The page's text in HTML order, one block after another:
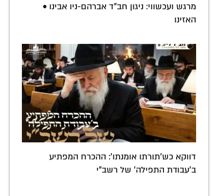
מרגש ועכשווי: ניגון חב"ד אברהם-ניו אבינו •
האזינו
דווקא כש'תורתו אומנתו': ההכרח המפתיע
ב'עבודת התפילה' של רשב"י